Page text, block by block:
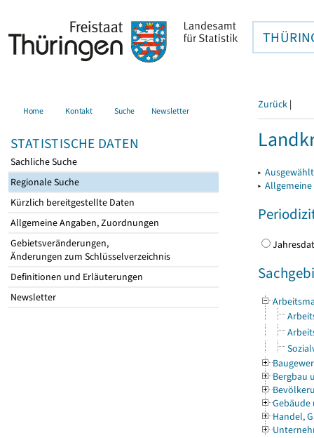
Home Kontakt Suche Newsletter
STATISTISCHE DATEN
Sachliche Suche
Regionale Suche
Kürzlich bereitgestellte Daten
Allgemeine Angaben, Zuordnungen
Gebietsveränderungen,
Änderungen zum Schlüsselverzeichnis
Definitionen und Erläuterungen
Newsletter
Zurück |
▸
▸
Bergbau
Gebäude
Handel,